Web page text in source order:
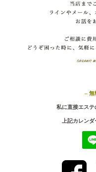
– 無
私に直接エス
上記カ レン